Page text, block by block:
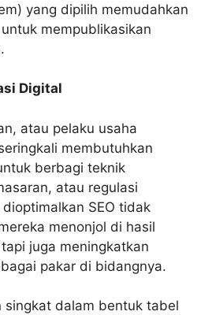
yang dipilih memudahkan
mempublikasikan
Digital
atau pelaku usaha
membutuhkan
berbagi teknik
atau regulasi
SEO tidak
menonjol di hasil
juga meningkatkan
pakar di bidangnya.
singkat dalam bentuk tabel